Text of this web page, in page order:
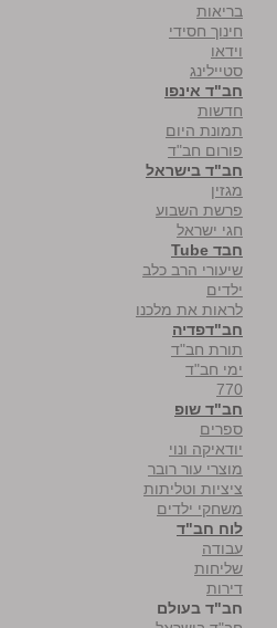
בריאות
חינוך חסידי
וידאו
סטיילינג
חב"ד אינפו
חדשות
תמונת היום
פורום חב"ד
חב"ד בישראל
מגזין
פרשת השבוע
חגי ישראל
חבד Tube
שיעורי הרב כלב
ילדים
לראות את מלכנו
חב"דפדיה
תורת חב"ד
ימי חב"ד
770
חב"ד שופ
ספרים
יודאיקה ונוי
מוצרי עור רובר
ציציות וטליתות
משחקי ילדים
לוח חב"ד
עבודה
שליחות
דירות
חב"ד בעולם